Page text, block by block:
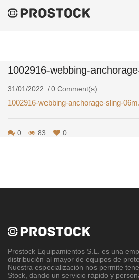
1002916-Webbing-Anchorage-
1002916-webbing-
31/01/2022 0 Comment(s)
1002916-webbing-anchorage-sling-
0 83 0
Prostock Equipamientos S.L
. es una
distribución al mayor de equipos de
Nuestra especialización nos permite
Stock, dando un servicio rápido y